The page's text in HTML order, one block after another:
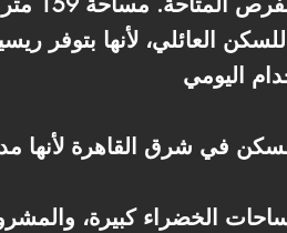
العائلي، لأنها بتوفر